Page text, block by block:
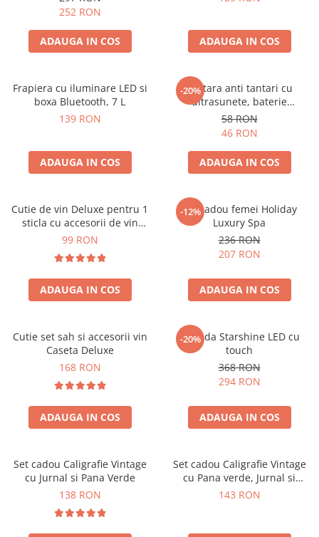
252 RON
ADAUGA IN COS ADAUGA IN COS
Frapiera cu iluminare LED si
boxa Bluetooth, 7 L
139 RON
ADAUGA IN COS
-20%
Bratara anti tantari cu
ultrasunete, baterie
reincarcabila 90mAh
58 RON
46 RON
ADAUGA IN COS
Cutie de vin Deluxe pentru 1
sticla cu accesorii de vin
incluse piele ecologica de
99 RON
ADAUGA IN COS
-12%
Set cadou femei Holiday
Luxury Spa
236 RON
207 RON
ADAUGA IN COS
Cutie set sah si accesorii vin
Caseta Deluxe
168 RON
ADAUGA IN COS
-20%
Oglinda Starshine LED cu
touch
368 RON
294 RON
ADAUGA IN COS
Set cadou Caligrafie Vintage
cu Jurnal si Pana Verde
138 RON
Set cadou Caligrafie Vintage
cu Pana verde, Jurnal si
Suport pentru stilou, 9 piese
143 RON